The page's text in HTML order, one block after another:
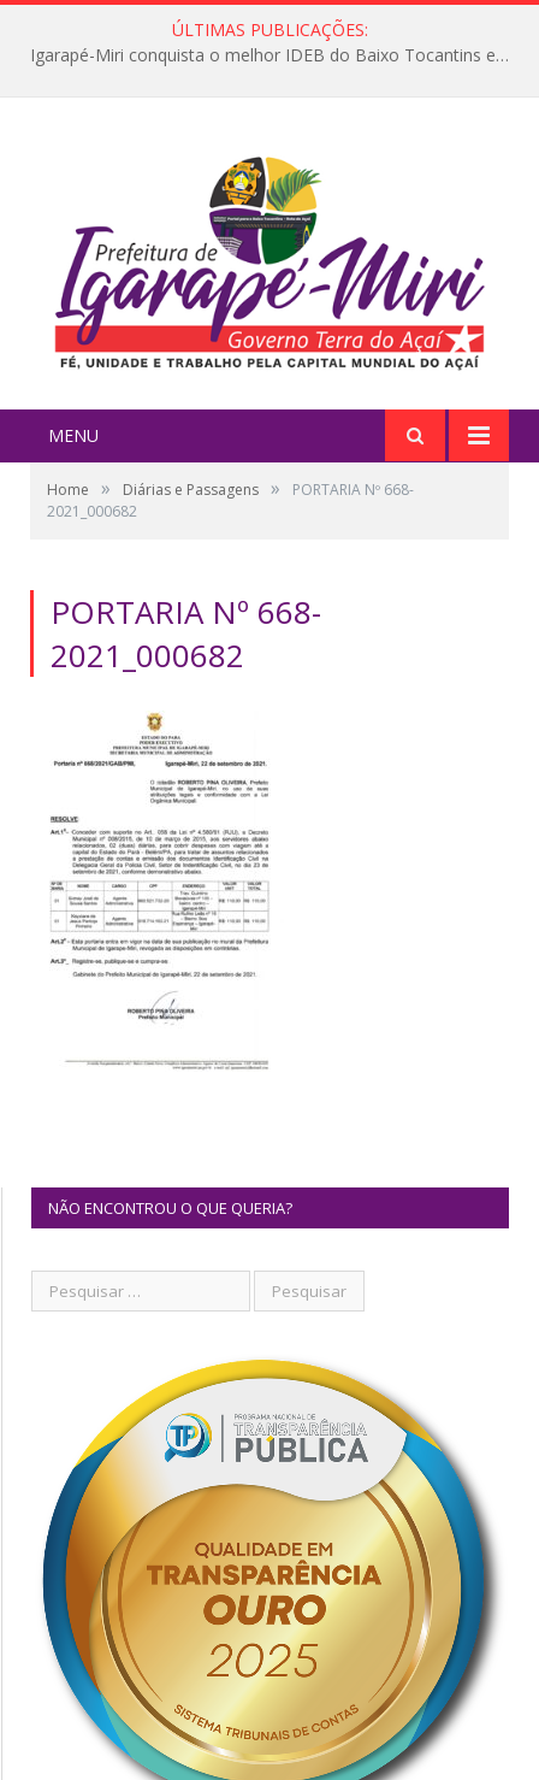
ÚLTIMAS PUBLICAÇÕES:
Igarapé-Miri conquista o melhor IDEB do Baixo Tocantins e avança na qualidade da educação pública
MENU
Home » Diárias e Passagens »
PORTARIA Nº 668-
2021_000682
PORTARIA Nº 668-
2021_000682
NÃO ENCONTROU O QUE QUERIA?